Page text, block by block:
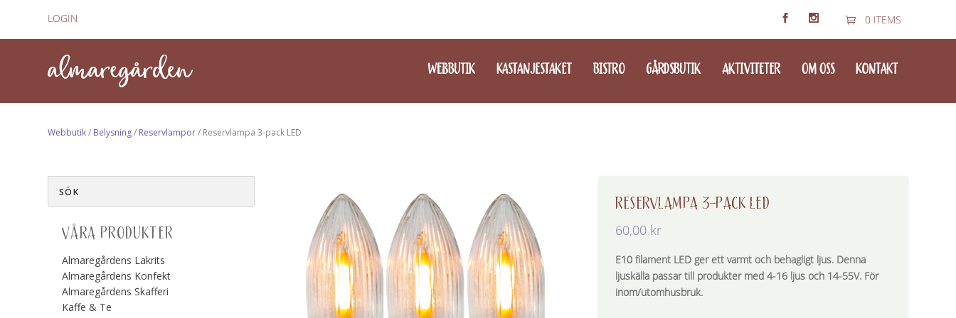
LOGIN 0 ITEMS
WEBBUTIK KASTANJESTAKET BISTRO GÅRDSBUTIK AKTIVITETER OM OSS KONTAKT
Webbutik/ Belysning/ Reservlampor/ Reservlampa 3-pack LED
RESERVLAMPA 3-PACK LED
60,00 kr
E10 filament LED ger ett varmt och behagligt ljus. Denna
ljuskälla passar till produkter med 4-16 ljus och 14-55V. För
inom/utomhusbruk.
VÅRA PRODUKTER
Almaregårdens Lakrits
Almaregårdens Konfekt
Almaregårdens Skafferi
Kaffe & Te